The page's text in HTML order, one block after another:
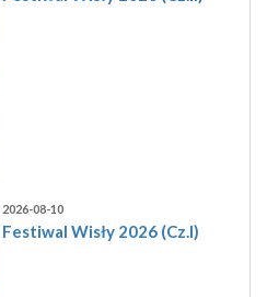
2026-08-10
Festiwal Wisły 2026 (Cz.I)